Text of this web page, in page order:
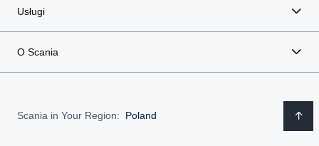
Usługi
O Scania
Scania in Your Region: Poland